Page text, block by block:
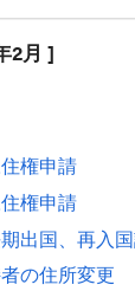
2月 ]
権申請
権申請
出国、再入
の住所変更